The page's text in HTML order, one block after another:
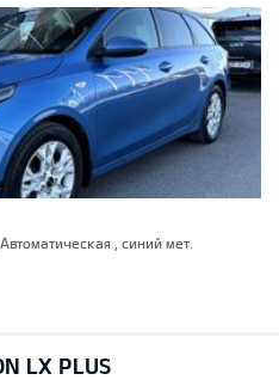
, синий мет.
LX PLUS